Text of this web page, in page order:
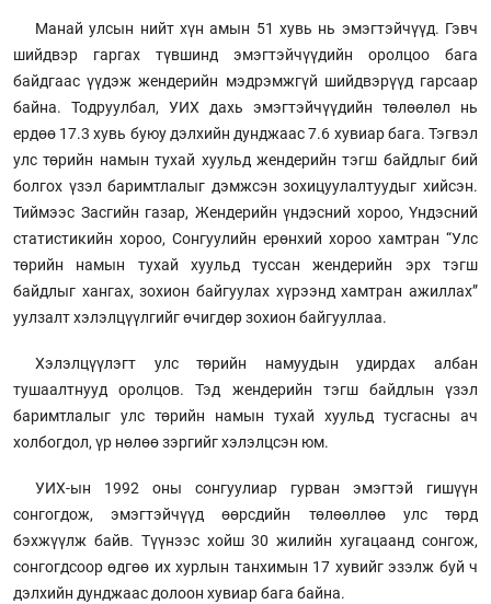
Манай улсын нийт хүн амын 51 хувь нь эмэгтэйчүүд. Гэвч
шийдвэр гаргах түвшинд эмэгтэйчүүдийн оролцоо бага
байдгаас үүдэж жендерийн мэдрэмжгүй шийдвэрүүд гарсаар
байна. Тодруулбал, УИХ дахь эмэгтэйчүүдийн төлөөлөл нь
ердөө 17.3 хувь буюу дэлхийн дунджаас 7.6 хувиар бага. Тэгвэл
улс төрийн намын тухай хуульд жендерийн тэгш байдлыг бий
болгох үзэл баримтлалыг дэмжсэн зохицуулалтуудыг хийсэн.
Тиймээс Засгийн газар, Жендерийн үндэсний хороо, Үндэсний
статистикийн хороо, Сонгуулийн ерөнхий хороо хамтран “Улс
төрийн намын тухай хуульд туссан жендерийн эрх тэгш
байдлыг хангах, зохион байгуулах хүрээнд хамтран ажиллах”
уулзалт хэлэлцүүлгийг өчигдөр зохион байгууллаа.
Хэлэлцүүлэгт улс төрийн намуудын удирдах албан
тушаалтнууд оролцов. Тэд жендерийн тэгш байдлын үзэл
баримтлалыг улс төрийн намын тухай хуульд тусгасны ач
холбогдол, үр нөлөө зэргийг хэлэлцсэн юм.
УИХ-ын 1992 оны сонгуулиар гурван эмэгтэй гишүүн
сонгогдож, эмэгтэйчүүд өөрсдийн төлөөллөө улс төрд
бэхжүүлж байв. Түүнээс хойш 30 жилийн хугацаанд сонгож,
сонгогдсоор өдгөө их хурлын танхимын 17 хувийг эзэлж буй ч
дэлхийн дунджаас долоон хувиар бага байна.